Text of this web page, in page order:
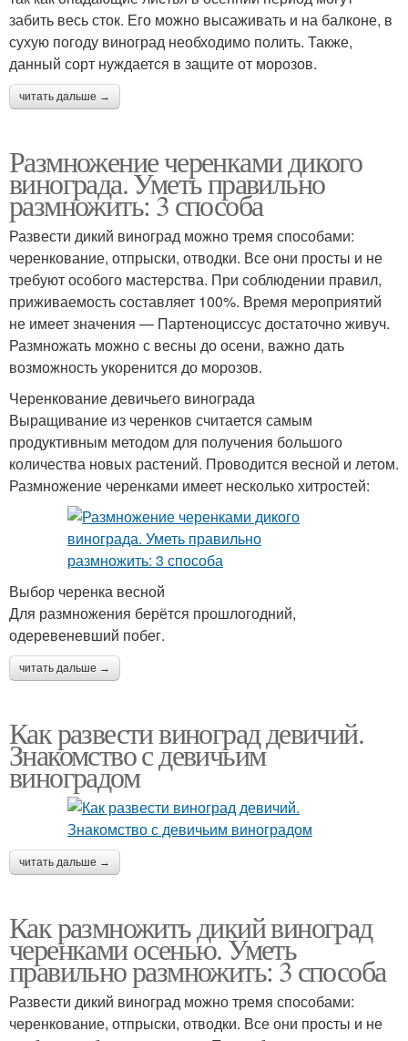
забить весь сток. Его можно высаживать и на балконе, в
сухую погоду виноград необходимо полить. Также,
данный сорт нуждается в защите от морозов.
читать дальше →
Размножение черенками дикого
винограда. Уметь правильно
размножить: 3 способа
Развести дикий виноград можно тремя способами:
черенкование, отпрыски, отводки. Все они просты и не
требуют особого мастерства. При соблюдении правил,
приживаемость составляет 100%. Время мероприятий
не имеет значения — Партеноциссус достаточно живуч.
Размножать можно с весны до осени, важно дать
возможность укоренится до морозов.
Черенкование девичьего винограда
Выращивание из черенков считается самым
продуктивным методом для получения большого
количества новых растений. Проводится весной и летом.
Размножение черенками имеет несколько хитростей:
Выбор черенка весной
Для размножения берётся прошлогодний,
одеревеневший побег.
читать дальше →
Как развести виноград девичий.
Знакомство с девичьим
виноградом
читать дальше →
Как размножить дикий виноград
черенками осенью. Уметь
правильно размножить: 3 способа
Развести дикий виноград можно тремя способами:
черенкование, отпрыски, отводки. Все они просты и не